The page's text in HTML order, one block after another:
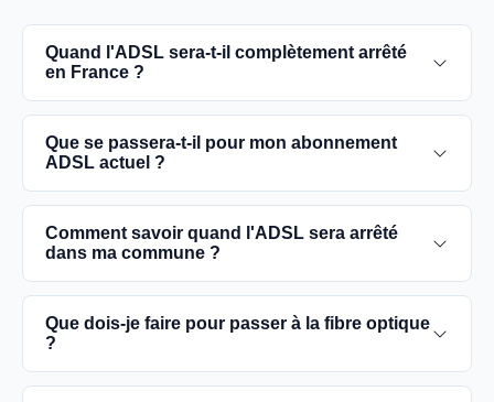
Quand l'ADSL sera-t-il complètement arrêté
en France ?
L'extinction complète du réseau ADSL est prévue
pour 2030. D'ici là, les utilisateurs sont
optique, plus rapides et fiables.
Que se passera-t-il pour mon abonnement
ADSL actuel ?
Vous pouvez continuer à utiliser votre
abonnement ADSL jusqu'à la date de fermeture du
conseillé de passer à la fibre optique dès que
possible pour une meilleure qualité de service.
Comment savoir quand l'ADSL sera arrêté
dans ma commune ?
Les dates précises de fermeture de l'ADSL varient
selon les communes. Vous pouvez trouver ces
commune spécifique.
Que dois-je faire pour passer à la fibre optique
?